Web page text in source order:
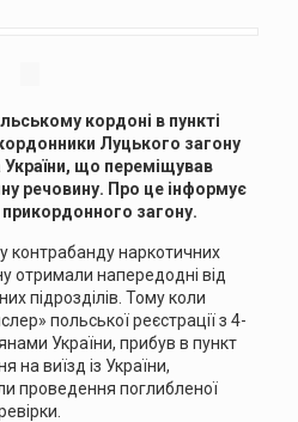
кордоні в пункті
Луцького загону
що переміщував
речовину. Про це інформує
загону.
контрабанду наркотичних
отримали напередодні від
підрозділів. Тому коли
польської реєстрації з 4-
України, прибув в пункт
на виїзд із України,
проведення поглибленої